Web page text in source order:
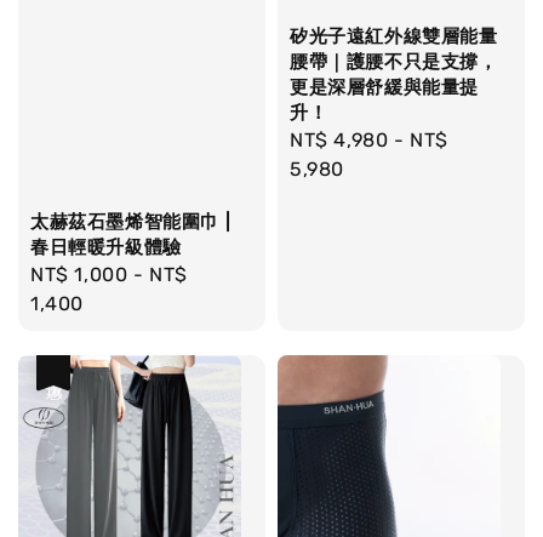
太赫茲石墨烯智能圍巾 |
春日輕暖升級體驗
Regular
price
NT$ 1,000 - NT$
1,400
矽光子遠紅外線雙層能量
腰帶｜護腰不只是支撐，
更是深層舒緩與能量提
升！
Regular
price
NT$ 4,980 - NT$
5,980